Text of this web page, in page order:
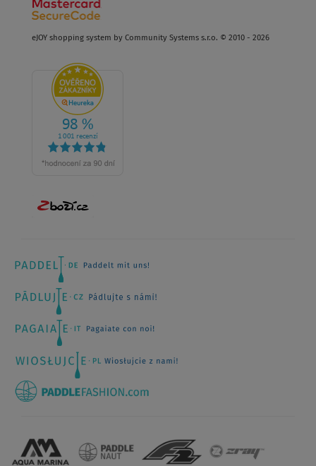
eJOY shopping system by Community Systems s.r.o. © 2010 - 2026